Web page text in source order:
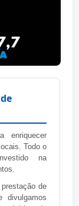
enriquecer
Todo o
na
de
divulgamos